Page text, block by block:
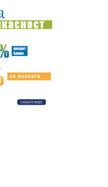
na Autobanu
Evo koliko će večiti
Bivši kapiten bez dlake na